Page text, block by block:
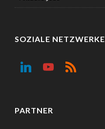
SOZIALE NETZWERKE
PARTNER